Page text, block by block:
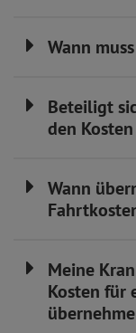
Wann
Beteiligt
den
Wann
Meine
Kosten für